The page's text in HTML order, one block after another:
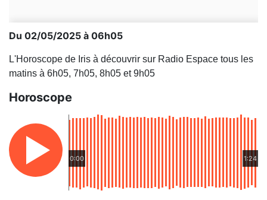
Du 02/05/2025 à 06h05
L'Horoscope de Iris à découvrir sur Radio Espace tous les
matins à 6h05, 7h05, 8h05 et 9h05
Horoscope
0:00 1:24